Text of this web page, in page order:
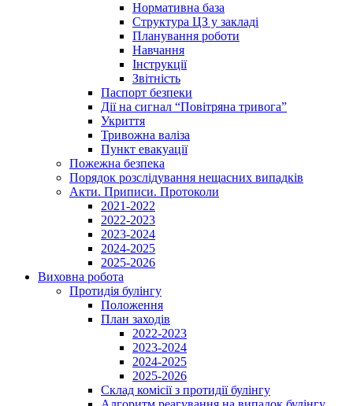
Нормативна база
Структура ЦЗ у закладі
Планування роботи
Навчання
Інструкції
Звітність
Паспорт безпеки
Дії на сигнал “Повітряна тривога”
Укриття
Тривожна валіза
Пункт евакуації
Пожежна безпека
Порядок розслідування нещасних випадків
Акти. Приписи. Протоколи
2021-2022
2022-2023
2023-2024
2024-2025
2025-2026
Виховна робота
Протидія булінгу
Положення
План заходів
2022-2023
2023-2024
2024-2025
2025-2026
Склад комісії з протидії булінгу